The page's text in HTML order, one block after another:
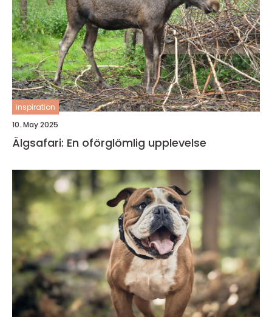
inspiration
10. May 2025
Älgsafari: En oförglömlig upplevelse